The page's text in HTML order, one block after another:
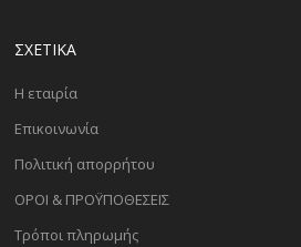
ΣΧΕΤΙΚΑ
Η εταιρία
Επικοινωνία
Πολιτική απορρήτου
ΟΡΟΙ & ΠΡΟΫΠΟΘΕΣΕΙΣ
Τρόποι πληρωμής